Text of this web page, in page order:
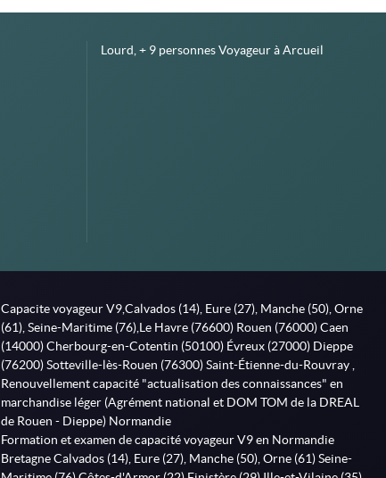
Lourd, + 9 personnes Voyageur à Arcueil
Capacite voyageur V9,Calvados (14), Eure (27), Manche (50), Orne
(61), Seine-Maritime (76),Le Havre (76600) Rouen (76000) Caen
(14000) Cherbourg-en-Cotentin (50100) Évreux (27000) Dieppe
(76200) Sotteville-lès-Rouen (76300) Saint-Étienne-du-Rouvray ,
Renouvellement capacité "actualisation des connaissances" en
marchandise léger (Agrément national et DOM TOM de la DREAL
de Rouen - Dieppe) Normandie
Formation et examen de capacité voyageur V9 en Normandie
Bretagne Calvados (14), Eure (27), Manche (50), Orne (61) Seine-